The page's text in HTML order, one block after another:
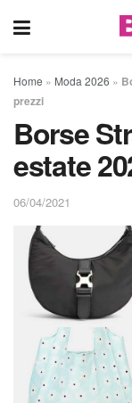
Home » Moda 2026 »
prezzi
Borse
estate
06/04/2021